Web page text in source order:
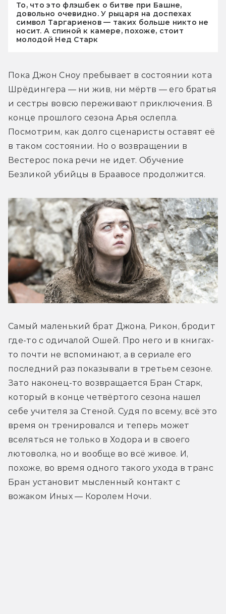
То, что это флэшбек о битве при Башне,
довольно очевидно. У рыцаря на доспехах
символ Таргариенов — таких больше никто не
носит. А спиной к камере, похоже, стоит
молодой Нед Старк
Пока Джон Сноу пребывает в состоянии кота
Шрёдингера — ни жив, ни мёртв — его братья
и сестры вовсю переживают приключения. В
конце прошлого сезона Арья ослепла.
Посмотрим, как долго сценаристы оставят её
в таком состоянии. Но о возвращении в
Вестерос пока речи не идет. Обучение
Безликой убийцы в Браавосе продолжится.
Самый маленький брат Джона, Рикон, бродит
где-то с одичалой Ошей. Про него и в книгах-
то почти не вспоминают, а в сериале его
последний раз показывали в третьем сезоне.
Зато наконец-то возвращается Бран Старк,
который в конце четвёртого сезона нашел
себе учителя за Стеной. Судя по всему, всё это
время он тренировался и теперь может
вселяться не только в Ходора и в своего
лютоволка, но и вообще во всё живое. И,
похоже, во время одного такого ухода в транс
Бран установит мысленный контакт с
вожаком Иных — Королем Ночи.